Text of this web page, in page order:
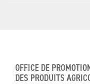
OFFICE DE
DES PRODUITS